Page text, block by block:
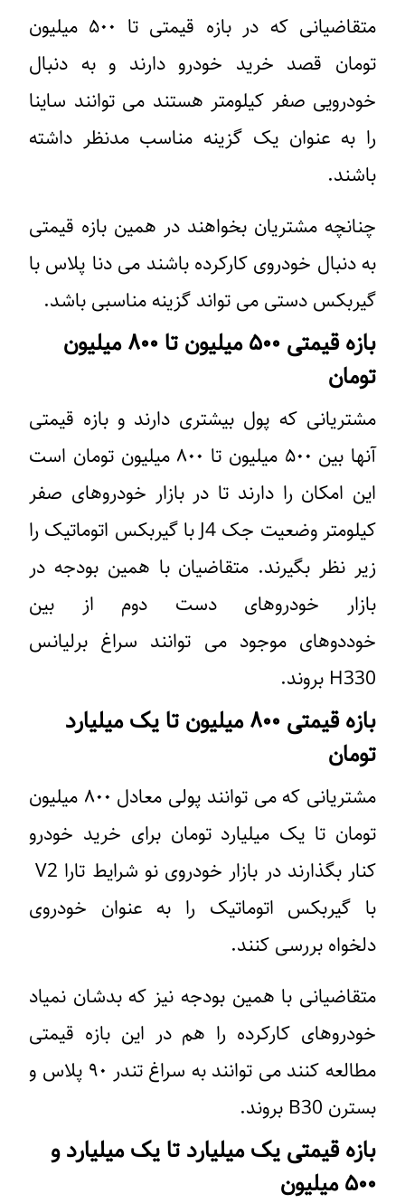
متقاضیانی که در بازه قیمتی تا ۵۰۰ میلیون
تومان قصد خرید خودرو دارند و به دنبال
خودرویی صفر کیلومتر هستند می توانند ساینا
را به عنوان یک گزینه مناسب مدنظر داشته
باشند.
چنانچه مشتریان بخواهند در همین بازه قیمتی
به دنبال خودروی کارکرده باشند می دنا پلاس با
گیربکس دستی می تواند گزینه مناسبی باشد.
بازه قیمتی ۵۰۰ میلیون تا ۸۰۰ میلیون
تومان
مشتریانی که پول بیشتری دارند و بازه قیمتی
آنها بین ۵۰۰ میلیون تا ۸۰۰ میلیون تومان است
این امکان را دارند تا در بازار خودروهای صفر
کیلومتر وضعیت جک J4 با گیربکس اتوماتیک را
زیر نظر بگیرند. متقاضیان با همین بودجه در
بازار خودروهای دست دوم از بین
خوددوهای موجود می توانند سراغ برلیانس
H330 بروند.
بازه قیمتی ۸۰۰ میلیون تا یک میلیارد
تومان
مشتریانی که می توانند پولی معادل ۸۰۰ میلیون
تومان تا یک میلیارد تومان برای خرید خودرو
کنار بگذارند در بازار خودروی نو شرایط تارا V2
با گیربکس اتوماتیک را به عنوان خودروی
دلخواه بررسی کنند.
متقاضیانی با همین بودجه نیز که بدشان نمیاد
خودروهای کارکرده را هم در این بازه قیمتی
مطالعه کنند می توانند به سراغ تندر ۹۰ پلاس و
بسترن B30 بروند.
بازه قیمتی یک میلیارد تا یک میلیارد و
۵۰۰ میلیون